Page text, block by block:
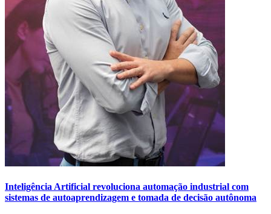
Inteligência Artificial revoluciona automação industrial com
sistemas de autoaprendizagem e tomada de decisão autônoma